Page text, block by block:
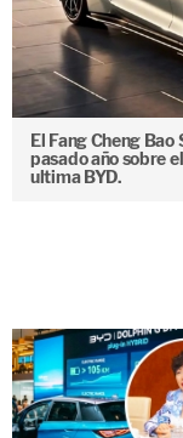
El Fang Cheng
pasado año sobre
ultima BYD.